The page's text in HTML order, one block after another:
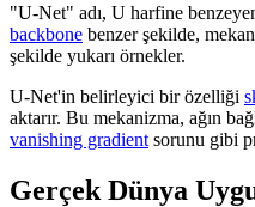
"U-Net" adı, U harfine
backbone benzer şekilde,
şekilde yukarı örnekler.
U-Net'in belirleyici bir özelliği
aktarır. Bu mekanizma, ağın
vanishing gradient sorunu gibi
Gerçek Dünya